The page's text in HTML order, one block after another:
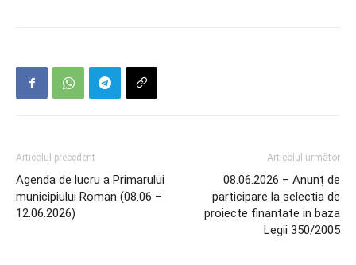
Articolul precedent
Agenda de lucru a Primarului
municipiului Roman (08.06 –
12.06.2026)
Articolul următor
08.06.2026 – Anunț de
participare la selectia de
proiecte finantate in baza
Legii 350/2005